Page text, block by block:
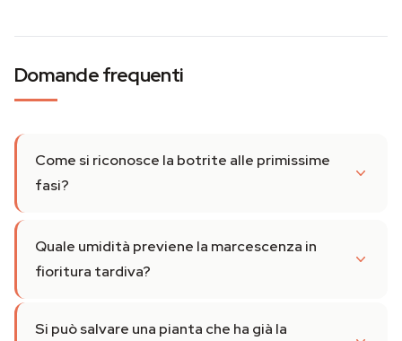
Domande frequenti
Come si riconosce la botrite alle primissime
fasi?
Quale umidità previene la marcescenza in
fioritura tardiva?
Si può salvare una pianta che ha già la